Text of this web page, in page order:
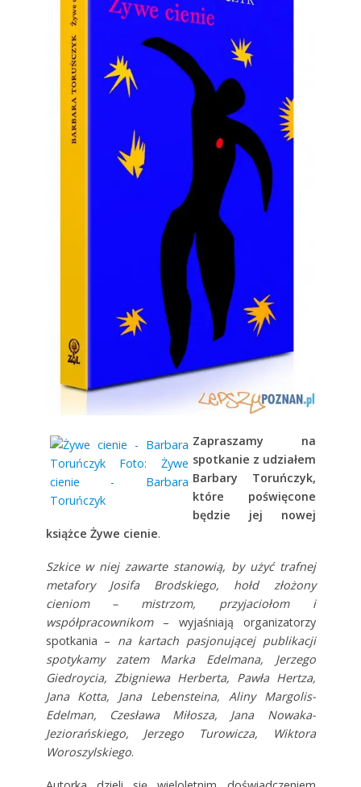
Zapraszamy na
spotkanie z udziałem
Barbary Toruńczyk,
które poświęcone
będzie jej nowej
książce Żywe cienie.
Szkice w niej zawarte stanowią, by użyć trafnej
metafory Josifa Brodskiego, hołd złożony
cieniom – mistrzom, przyjaciołom i
współpracownikom– wyjaśniają organizatorzy
spotkania – na kartach pasjonującej publikacji
spotykamy zatem Marka Edelmana, Jerzego
Giedroycia, Zbigniewa Herberta, Pawła Hertza,
Jana Kotta, Jana Lebensteina, Aliny Margolis-
Edelman, Czesława Miłosza, Jana Nowaka-
Jeziorańskiego, Jerzego Turowicza, Wiktora
Woroszylskiego.